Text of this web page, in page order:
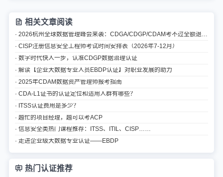
相关文章阅读
· 2026杭州全球数据管理峰会来袭：CDGA/CDGP/CDAM考不过全额退认证费
· CISP注册信息安全工程师考试时间安排表（2026年7-12月）
· 数字时代快人一步，认准CDGP数据治理认证
· 解读【企业大数据专业人员EBDP认证】对职业发展的助力
· 2025年CDAM数据资产管理师报考指南
· CDA-L1证书的认证定位和适用人群有哪些？
· ITSS认证费用是多少？
· 越忙的项目经理，越可以考ACP
· 信息安全类热门课程推荐：ITSS、ITIL、CISP……
· 走进企业级大数据专业认证——EBDP
热门认证推荐